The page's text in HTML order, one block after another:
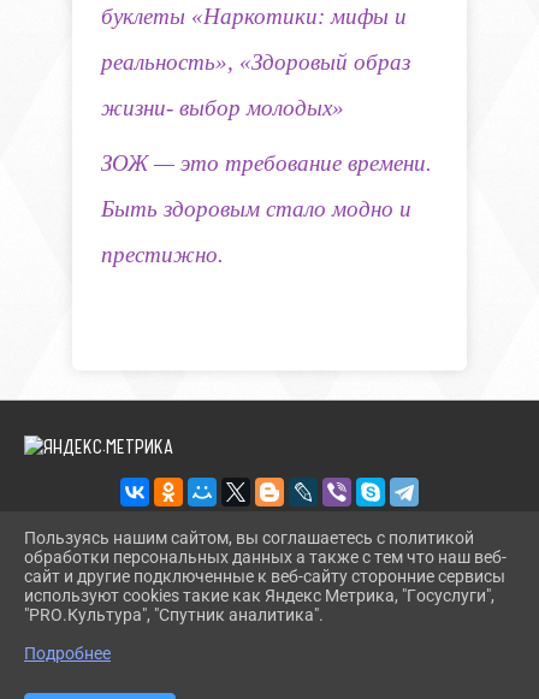
буклеты «Наркотики: мифы и
реальность», «Здоровый образ
жизни- выбор молодых»
ЗОЖ — это требование времени.
Быть здоровым стало модно и
престижно.
2026 Г. BMLIBR.RU
ВХОД
КАРТА САЙТА
СДЕЛАНО НА KUBCMS
Пользуясь нашим сайтом, вы соглашаетесь с политикой
обработки персональных данных а также с тем что наш веб-
сайт и другие подключенные к веб-сайту сторонние сервисы
используют cookies такие как Яндекс Метрика, "Госуслуги",
"PRO.Культура", "Спутник аналитика".
Подробнее